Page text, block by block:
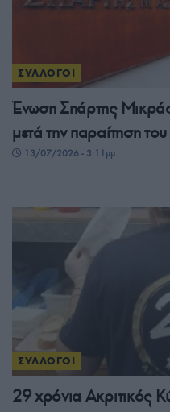
ΣΥΛΛΟΓΟΙ
Ένωση Σπάρτης
μετά την παραίτηση
13/07/2026 - 3:11μμ
ΣΥΛΛΟΓΟΙ
29 χρόνια Ακριτικός